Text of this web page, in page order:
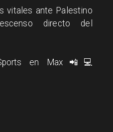
vitales ante Palestino
directo del
en Max📲💻